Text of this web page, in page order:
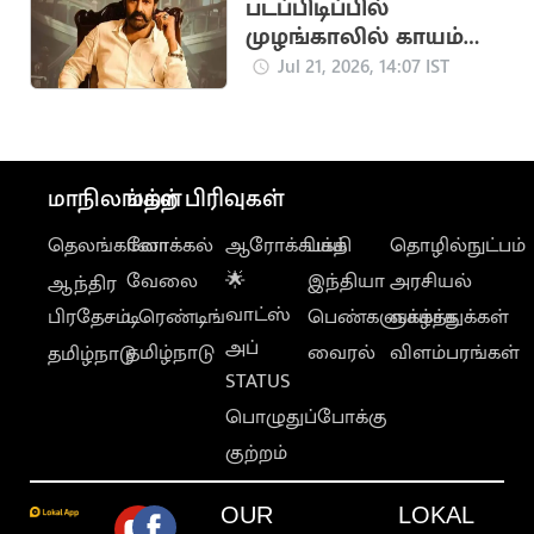
படப்பிடிப்பில்
முழங்காலில் காயம்
அடைந்த நடிகர்
Jul 21, 2026, 14:07 IST
மாநிலங்கள்
தெலங்கானா
ஆந்திர
பிரதேசம்
தமிழ்நாடு
மற்ற பிரிவுகள்
லோக்கல்
வேலை
டிரெண்டிங்
தமிழ்நாடு
ஆரோக்கியம்
🌟
வாட்ஸ்
அப்
STATUS
பொழுதுப்போக்கு
குற்றம்
பக்தி
இந்தியா
பெண்களுக்காக
வைரல்
தொழில்நுட்பம்
அரசியல்
வாழ்த்துக்கள்
விளம்பரங்கள்
OUR LOKAL